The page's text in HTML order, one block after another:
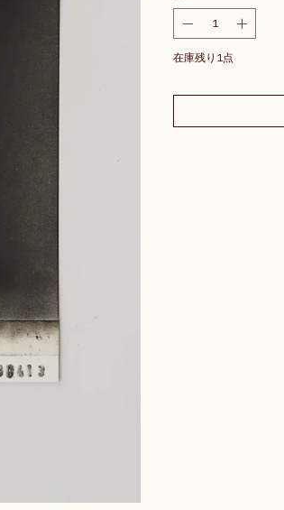
在庫残り1点